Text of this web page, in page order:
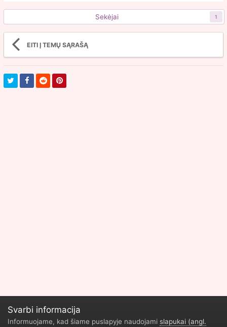
Sekėjai 1
EITI Į TEMŲ SĄRAŠĄ
Svarbi informacija
Informuojame, kad šiame puslapyje naudojami slapukai (angl.